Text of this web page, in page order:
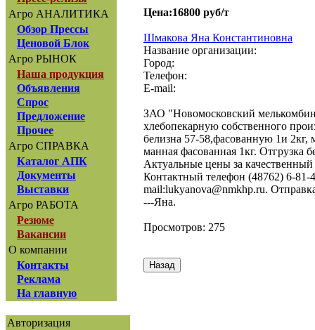
Агро АНАЛИТИКА
Обзор Прессы
Ценовой Блок
Агро РЫНОК
Наша продукция
Объявления
Спрос
Предложение
Прочее
Агро СПРАВКА
Каталог АПК
Документы
Выставки
Агро РАБОТА
Резюме
Вакансии
О компании
Контакты
Реклама
На главную
Авторизация
Цена:16800 руб/т
Шмакова Яна Константиновна
Название организации:
Город:
Телефон:
E-mail:
ЗАО "Новомосковский
хлебопекарную собственного
белизна 57-58,фасованную 1и
манная фасованная 1кг. Отгрузка
Актуальные цены за качественный
Контактный телефон (48762) 6-81-
mail:lukyanova@nmkhp.ru.
---Яна.
Просмотров: 275